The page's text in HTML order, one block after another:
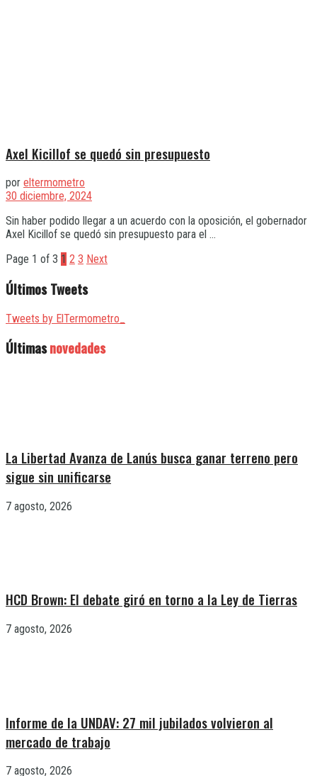
Axel Kicillof se quedó sin presupuesto
por eltermometro
30 diciembre, 2024
Sin haber podido llegar a un acuerdo con la oposición, el gobernador
Axel Kicillof se quedó sin presupuesto para el ...
Page 1 of 3 1 2 3 Next
Últimos Tweets
Tweets by ElTermometro_
Últimasnovedades
La Libertad Avanza de Lanús busca ganar terreno pero
sigue sin unificarse
7 agosto, 2026
HCD Brown: El debate giró en torno a la Ley de Tierras
7 agosto, 2026
Informe de la UNDAV: 27 mil jubilados volvieron al
mercado de trabajo
7 agosto, 2026